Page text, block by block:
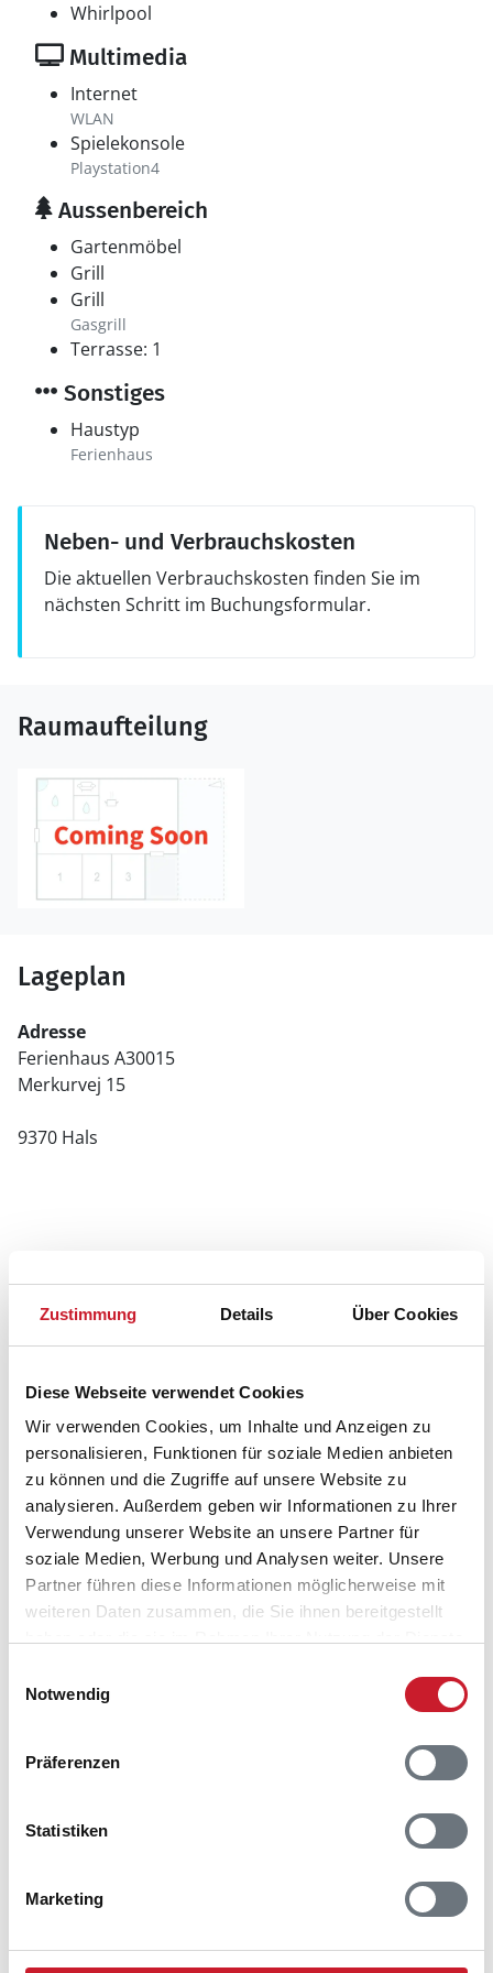
Zustimmung Details Über Cookies
Diese Webseite verwendet Cookies
Wir verwenden Cookies, um Inhalte und Anzeigen zu
personalisieren, Funktionen für soziale Medien anbieten
zu können und die Zugriffe auf unsere Website zu
analysieren. Außerdem geben wir Informationen zu Ihrer
Verwendung unserer Website an unsere Partner für
soziale Medien, Werbung und Analysen weiter. Unsere
Partner führen diese Informationen möglicherweise mit
weiteren Daten zusammen, die Sie ihnen bereitgestellt
Notwendig
Präferenzen
Statistiken
Marketing
Whirlpool
Multimedia
Internet
WLAN
Spielekonsole
Playstation4
Aussenbereich
Gartenmöbel
Grill
Grill
Gasgrill
Terrasse: 1
Sonstiges
Haustyp
Ferienhaus
Neben- und Verbrauchskosten
Die aktuellen Verbrauchskosten finden Sie im
nächsten Schritt im Buchungsformular.
Raumaufteilung
Lageplan
Adresse
Ferienhaus A30015
Merkurvej 15
9370 Hals
Belegungskalender
Anzahl Reisende auswählen
Sie bekommen Verfügbarkeit und Preis angezeigt
Reisedauer
Reisezeitraumes auch Änderungen bei der
Hausbeschreibung und/oder der Ausstattung ergeben